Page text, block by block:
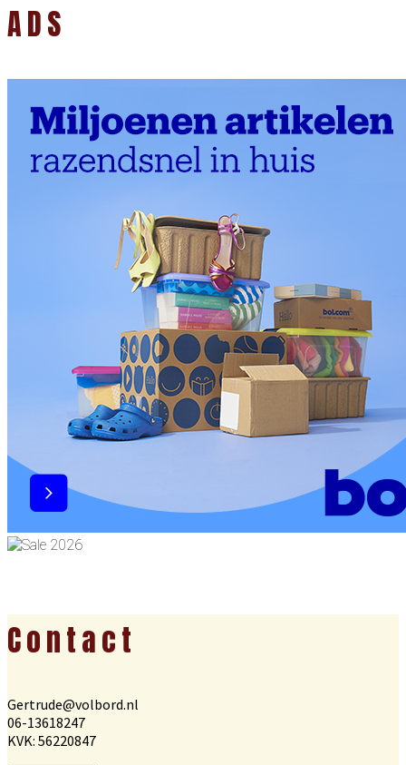
ADS
Footer
Contact
Gertrude@volbord.nl
06-13618247
KVK: 56220847